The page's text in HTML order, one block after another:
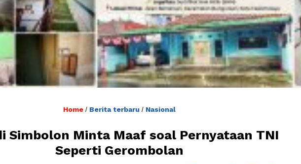
Home/ Berita terbaru / Nasional
Simbolon Minta Maaf soal Pernyataan TNI
Seperti Gerombolan